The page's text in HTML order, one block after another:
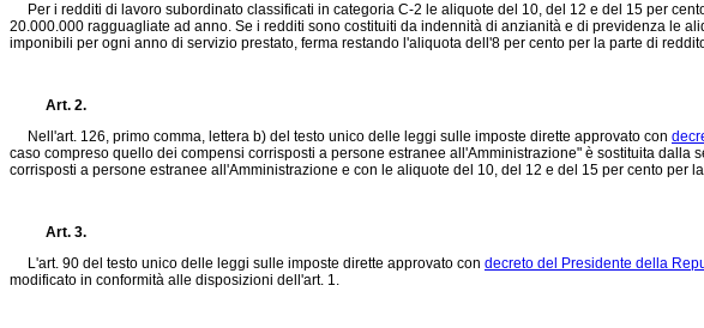
Per i redditi di lavoro subordinato classificati in categoria C-2 le aliquote del 10, del 12 e del 15 per
20.000.000 ragguagliate ad anno. Se i redditi sono costituiti da indennità di anzianità e di previdenza le
imponibili per ogni anno di servizio prestato, ferma restando l'aliquota dell'8 per cento per la parte di
Art. 2.
Nell'art. 126, primo comma, lettera b) del testo unico delle leggi sulle imposte dirette approvato con
caso compreso quello dei compensi corrisposti a persone estranee all'Amministrazione" è sostituita
corrisposti a persone estranee all'Amministrazione e con le aliquote del 10, del 12 e del 15 per cento per
Art. 3.
L'art. 90 del testo unico delle leggi sulle imposte dirette approvato con decreto del Presidente della
modificato in conformità alle disposizioni dell'art. 1.